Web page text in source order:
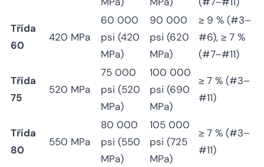
Třída
60
420 MPa
60 000
psi (420
MPa)
90 000
psi (620
MPa)
≥ 9 % (#3–
#6), ≥ 7 %
(#7–#11)
Třída
75
520 MPa
75 000
psi (520
MPa)
100 000
psi (690
MPa)
≥ 7 % (#3–
#11)
Třída
80
550 MPa
80 000
psi (550
MPa)
105 000
psi (725
MPa)
≥ 7 % (#3–
#11)